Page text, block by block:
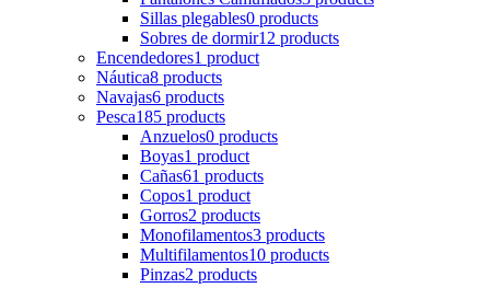
Sillas plegables0 products
Sobres de dormir12 products
Encendedores1 product
Náutica8 products
Navajas6 products
Pesca185 products
Anzuelos0 products
Boyas1 product
Cañas61 products
Copos1 product
Gorros2 products
Monofilamentos3 products
Multifilamentos10 products
Pinzas2 products